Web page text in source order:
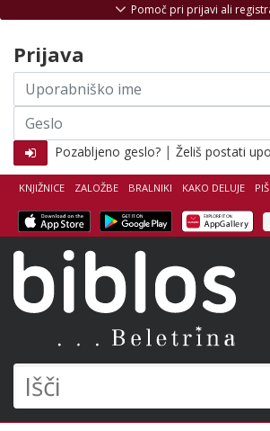
Išči
KNJIŽNICE ZALOŽBE BRALNIKI KAKO DELUJE
Pomoč pri prijavi ali
Prijava
Uporabniško
ime
Geslo
Pozabljeno geslo? | Želiš postati